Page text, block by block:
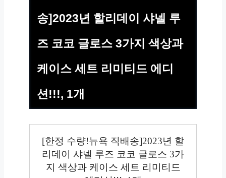
송]2023년 할리데이 샤넬 루
즈 코코 글로스 3가지 색상과
케이스 세트 리미티드 에디
션!!!, 1개
[한정 수량!뉴욕 직배송]2023년 할
리데이 샤넬 루즈 코코 글로스 3가
지 색상과 케이스 세트 리미티드